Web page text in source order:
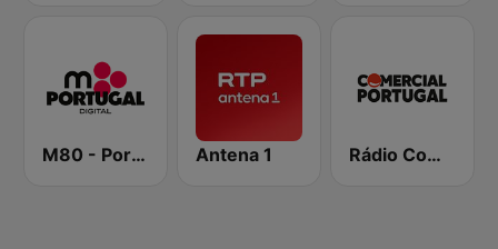
M80 - Portugal Antena 1 Rádio Comercial Portugal